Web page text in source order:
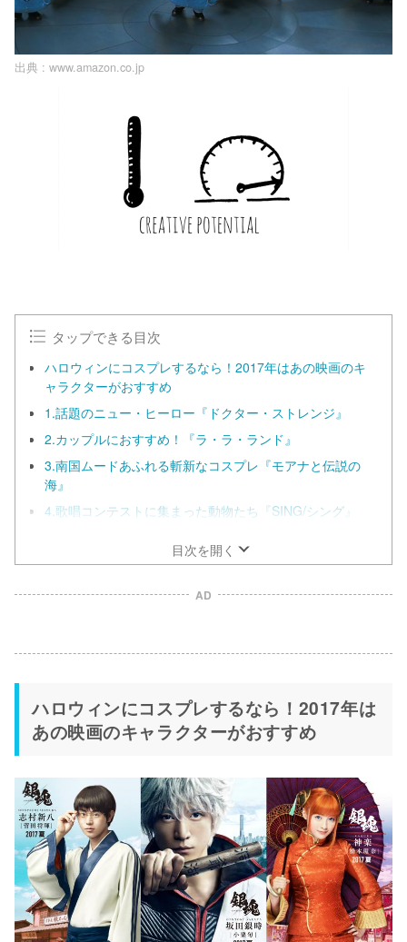
出典 : www.amazon.co.jp
タップできる目次
ハロウィンにコスプレするなら！2017年はあの映画のキ
ャラクターがおすすめ
1.話題のニュー・ヒーロー『ドクター・ストレンジ』
2.カップルにおすすめ！『ラ・ラ・ランド』
3.南国ムードあふれる斬新なコスプレ『モアナと伝説の
海』
4.歌唱コンテストに集まった動物たち『SING/シング』
目次を開く
AD
ハロウィンにコスプレするなら！2017年は
あの映画のキャラクターがおすすめ